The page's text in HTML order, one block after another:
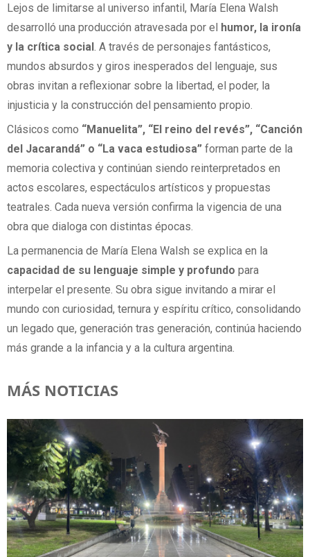
Lejos de limitarse al universo infantil, María Elena Walsh
desarrolló una producción atravesada por el humor, la ironía
y la crítica social . A través de personajes fantásticos,
mundos absurdos y giros inesperados del lenguaje, sus
obras invitan a reflexionar sobre la libertad, el poder, la
injusticia y la construcción del pensamiento propio.
Clásicos como “Manuelita”, “El reino del revés”, “Canción
del Jacarandá” o “La vaca estudiosa” forman parte de la
memoria colectiva y continúan siendo reinterpretados en
actos escolares, espectáculos artísticos y propuestas
teatrales. Cada nueva versión confirma la vigencia de una
obra que dialoga con distintas épocas.
La permanencia de María Elena Walsh se explica en la
capacidad de su lenguaje simple y profundo para
interpelar el presente. Su obra sigue invitando a mirar el
mundo con curiosidad, ternura y espíritu crítico, consolidando
un legado que, generación tras generación, continúa haciendo
más grande a la infancia y a la cultura argentina.
MÁS NOTICIAS